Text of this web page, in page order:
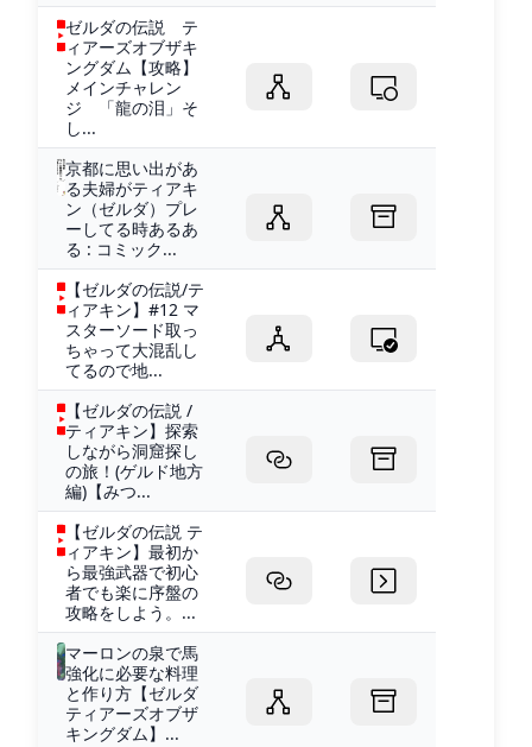
ゼルダの伝説 テ
ィアーズオブザキ
ングダム【攻略】
メインチャレン
ジ 「龍の泪」そ
し...
京都に思い出があ
る夫婦がティアキ
ン（ゼルダ）プレ
ーしてる時あるあ
る : コミック...
【ゼルダの伝説/テ
ィアキン】#12 マ
スターソード取っ
ちゃって大混乱し
てるので地...
【ゼルダの伝説 /
ティアキン】探索
しながら洞窟探し
の旅！(ゲルド地方
編)【みつ...
【ゼルダの伝説 テ
ィアキン】最初か
ら最強武器で初心
者でも楽に序盤の
攻略をしよう。...
マーロンの泉で馬
強化に必要な料理
と作り方【ゼルダ
ティアーズオブザ
キングダム】...